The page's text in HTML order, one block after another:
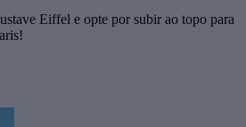
Eiffel e opte por subir ao topo para